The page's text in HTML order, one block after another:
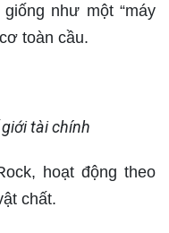
như một “máy
toàn cầu.
tài chính
hoạt động theo
chất.